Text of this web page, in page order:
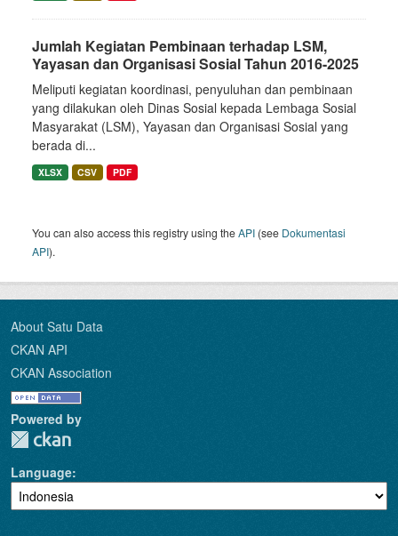
Jumlah Kegiatan Pembinaan terhadap LSM,
Yayasan dan Organisasi Sosial Tahun 2016-2025
Meliputi kegiatan koordinasi, penyuluhan dan pembinaan
yang dilakukan oleh Dinas Sosial kepada Lembaga Sosial
Masyarakat (LSM), Yayasan dan Organisasi Sosial yang
berada di...
XLSX CSV PDF
You can also access this registry using theAPI (see Dokumentasi
API).
About Satu Data
CKAN API
CKAN Association
Powered by
Language